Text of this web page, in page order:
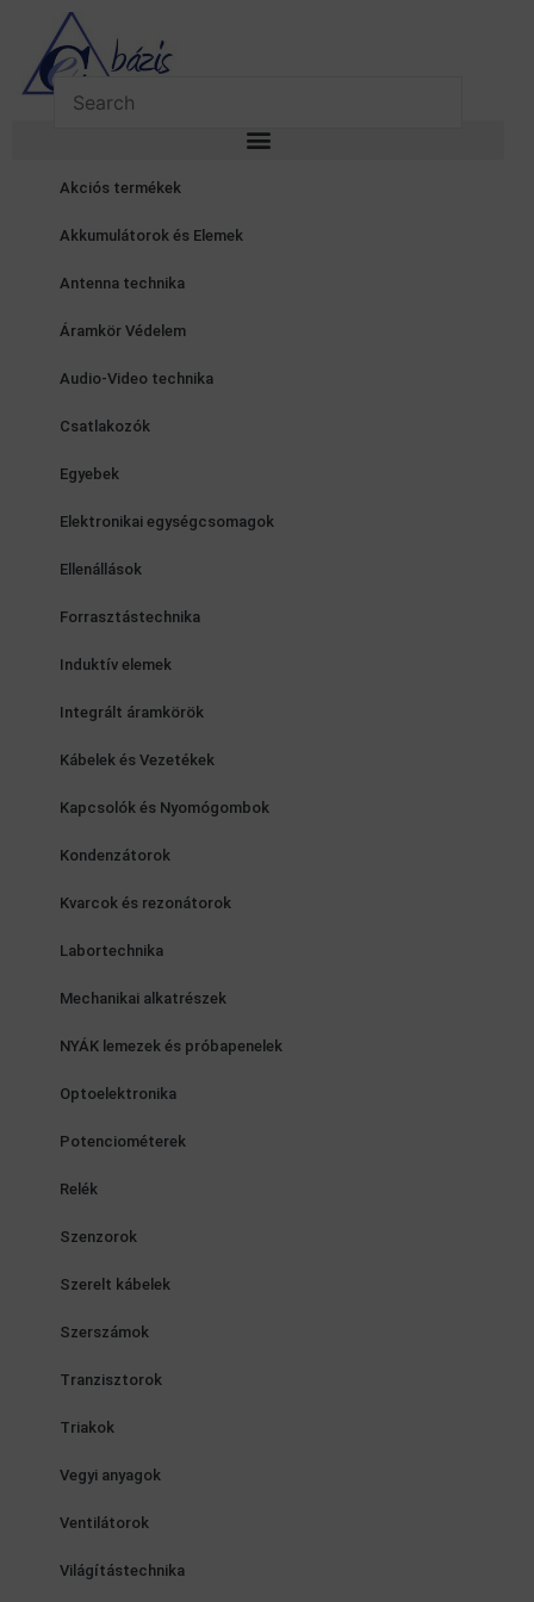
content
Akciós termékek
Akkumulátorok és Elemek
Antenna technika
Áramkör Védelem
Audio-Video technika
Csatlakozók
Egyebek
Elektronikai egységcsomagok
Ellenállások
Forrasztástechnika
Induktív elemek
Integrált áramkörök
Kábelek és Vezetékek
Kapcsolók és Nyomógombok
Kondenzátorok
Kvarcok és rezonátorok
Labortechnika
Mechanikai alkatrészek
NYÁK lemezek és próbapenelek
Optoelektronika
Potenciométerek
Relék
Szenzorok
Szerelt kábelek
Szerszámok
Tranzisztorok
Triakok
Vegyi anyagok
Ventilátorok
Világítástechnika